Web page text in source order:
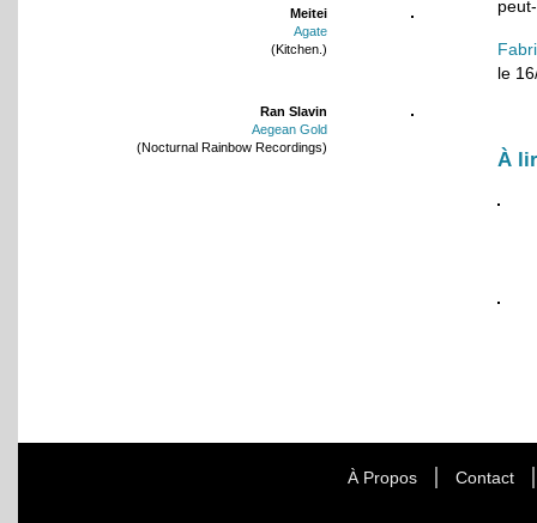
Meitei
Agate
(Kitchen.)
Ran Slavin
Aegean Gold
(Nocturnal Rainbow Recordings)
le
À
À Propos Contact